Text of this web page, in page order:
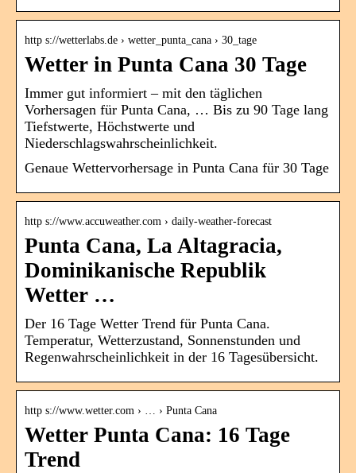
http s://wetterlabs.de › wetter_punta_cana › 30_tage
Wetter in Punta Cana 30 Tage
Immer gut informiert – mit den täglichen
Vorhersagen für Punta Cana, … Bis zu 90 Tage lang
Tiefstwerte, Höchstwerte und
Niederschlagswahrscheinlichkeit.
Genaue Wettervorhersage in Punta Cana für 30 Tage
http s://www.accuweather.com › daily-weather-forecast
Punta Cana, La Altagracia,
Dominikanische Republik
Wetter …
Der 16 Tage Wetter Trend für Punta Cana.
Temperatur, Wetterzustand, Sonnenstunden und
Regenwahrscheinlichkeit in der 16 Tagesübersicht.
http s://www.wetter.com › … › Punta Cana
Wetter Punta Cana: 16 Tage
Trend